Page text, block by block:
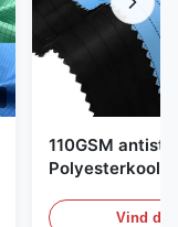
110GSM
Vind de